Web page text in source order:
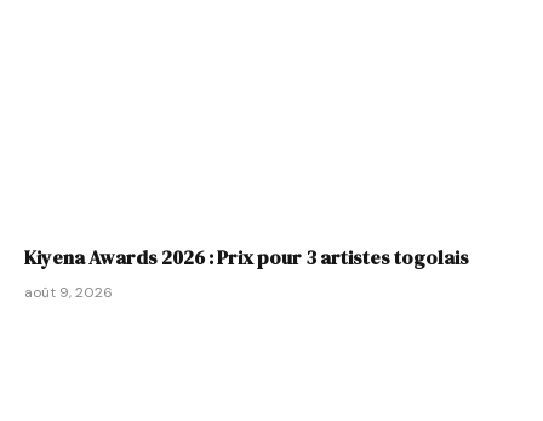
Kiyena Awards 2026 : Prix pour 3 artistes togolais
août 9, 2026